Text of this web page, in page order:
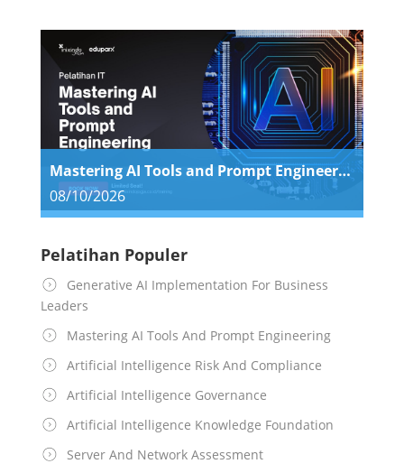
Mastering AI Tools and Prompt Engineering
08/10/2026
Pelatihan Populer
Generative AI Implementation For Business
Leaders
Mastering AI Tools And Prompt Engineering
Artificial Intelligence Risk And Compliance
Artificial Intelligence Governance
Artificial Intelligence Knowledge Foundation
Server And Network Assessment